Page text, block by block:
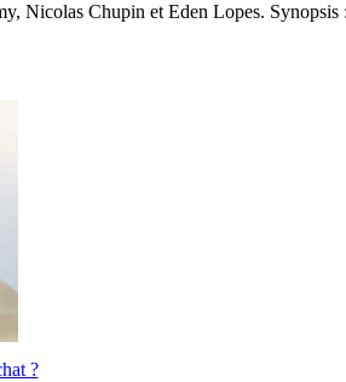
Nicolas Chupin et Eden Lopes. Synopsis
?